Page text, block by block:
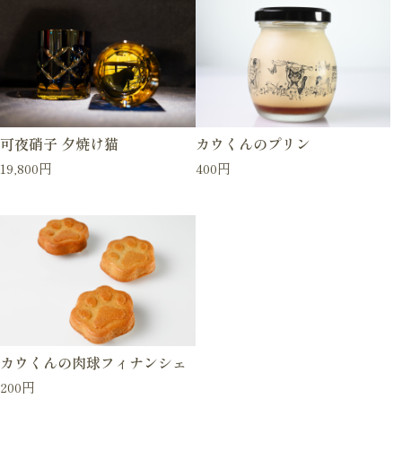
可夜硝子 夕焼け猫
19,800円
カウくんのプリン
400円
カウくんの肉球フィナンシェ
200円